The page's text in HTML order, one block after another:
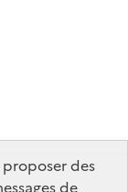
des
de